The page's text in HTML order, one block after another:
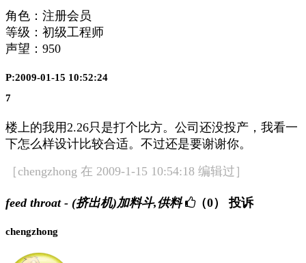
角色：注册会员
等级：初级工程师
声望： 950
P:2009-01-15 10:52:24
7
楼上的我用2.26只是打个比方。公司还没投产，我看一
下怎么样设计比较合适。不过还是要谢谢你。
［chengzhong 在 2009-1-15 10:54:18 编辑过］
feed throat - (挤出机)加料斗,供料 （0） 投诉
chengzhong